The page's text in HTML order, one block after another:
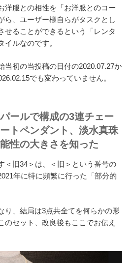
洋服との相性を「お洋服とのコー
ら、ユーザー様自らがタスクとし
せることができるという「レンタ
イルなのです。
当初の当投稿の日付の2020.07.27か
でも変わっていません。
ールで構成の3連チェー
トペンダント、淡水真珠
性の大きさを知った
＜旧34＞は、＜旧＞という番号の
年に特に頻繁に行った「部分的
り、結局は3点共全てを何らかの形
のセット、改良後もここでお伝え